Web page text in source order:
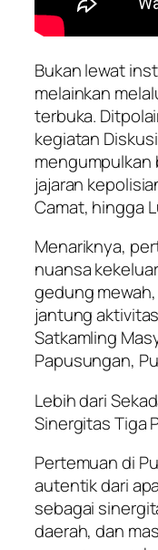
Bukan lewat
melainkan
terbuka.
kegiatan
mengumpulkan
jajaran
Camat, hingga
Menariknya,
nuansa
gedung
jantung
Satkamling
Papusungan,
Lebih dari
Sinergitas Tiga
Pertemuan di
autentik dari
sebagai
daerah, dan